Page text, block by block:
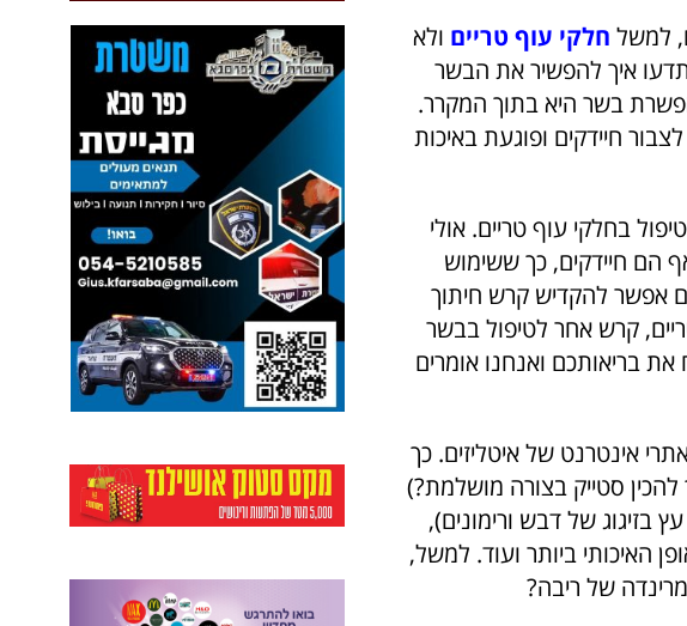
למשל חלקי עוף טריים ולא
איך להפשיר את הבשר
בשר היא בתוך המקרר.
חיידקים ופוגעת באיכות
בחלקי עוף טריים. אולי
הם חיידקים, כך ששימוש
אפשר להקדיש קרש חיתוך
קרש אחר לטיפול בבשר
בריאותכם ואנחנו אומרים
אינטרנט של איטליזים. כך
סטייק בצורה מושלמת?)
בזיגוג של דבש ורימונים),
האיכותי ביותר ועוד. למשל,
של ריבה?